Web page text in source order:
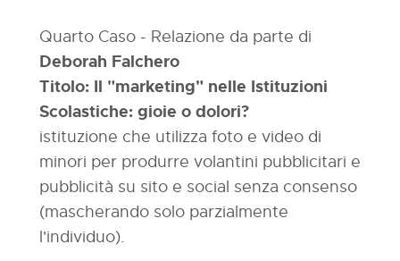
Quarto Caso - Relazione da parte di
Deborah Falchero
Titolo: Il "marketing" nelle Istituzioni
Scolastiche: gioie o dolori?
istituzione che utilizza foto e video di
minori per produrre volantini pubblicitari e
pubblicità su sito e social senza consenso
(mascherando solo parzialmente
l'individuo).